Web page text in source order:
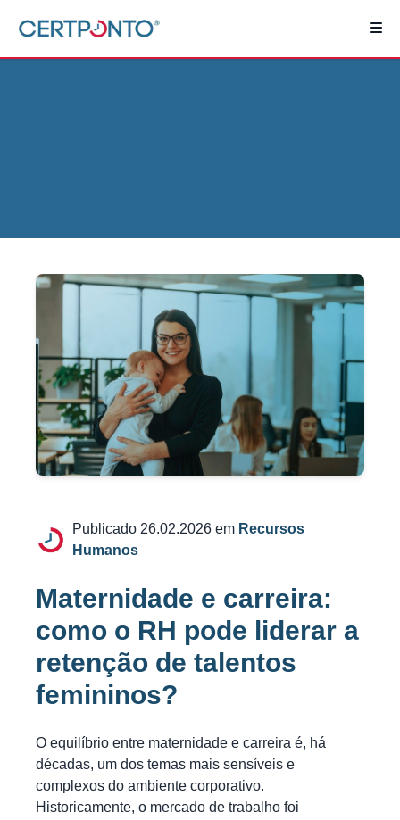
Publicado 26.02.2026 em Recursos
Humanos
Maternidade e carreira:
como o RH pode liderar a
retenção de talentos
femininos?
O equilíbrio entre maternidade e carreira é, há
décadas, um dos temas mais sensíveis e
complexos do ambiente corporativo.
Historicamente, o mercado de trabalho foi